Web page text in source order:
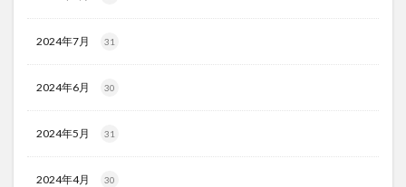
2024年7月 31
2024年6月 30
2024年5月 31
2024年4月 30